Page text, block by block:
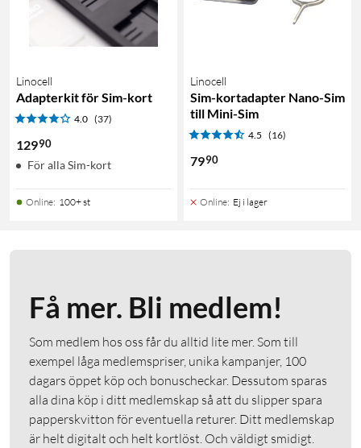
Linocell
Adapterkit för Sim-kort
4.0 (37)
12990
För alla Sim-kort
Online: 100+ st
Linocell
Sim-kortadapter Nano-Sim
till Mini-Sim
4.5 (16)
7990
Online: Ej i lager
Få mer. Bli medlem!
Som medlem hos oss får du alltid lite mer. Som till
exempel låga medlemspriser, unika kampanjer, 100
dagars öppet köp och bonuscheckar. Dessutom sparas
alla dina köp i ditt medlemskap så att du slipper spara
papperskvitton för eventuella returer. Ditt medlemskap
är helt digitalt och helt kortlöst. Och väldigt smidigt.